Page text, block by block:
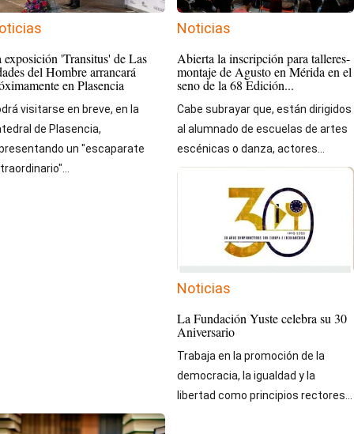
exposición 'Transitus' de Las
del Hombre arrancará
en Plasencia
visitarse en breve, en la
de Plasencia,
un "escaparate
Noticias
Abierta la inscripción para talleres-
montaje de Agusto en Mérida en el
seno de la 68 Edición...
Cabe subrayar que, están dirigidos
al alumnado de escuelas de artes
escénicas o danza, actores...
Noticias
La Fundación Yuste celebra su 30
Aniversario
Trabaja en la promoción de la
democracia, la igualdad y la
libertad como principios rectores...